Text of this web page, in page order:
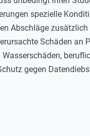
spezielle
Abschläge
Schäden
gegen